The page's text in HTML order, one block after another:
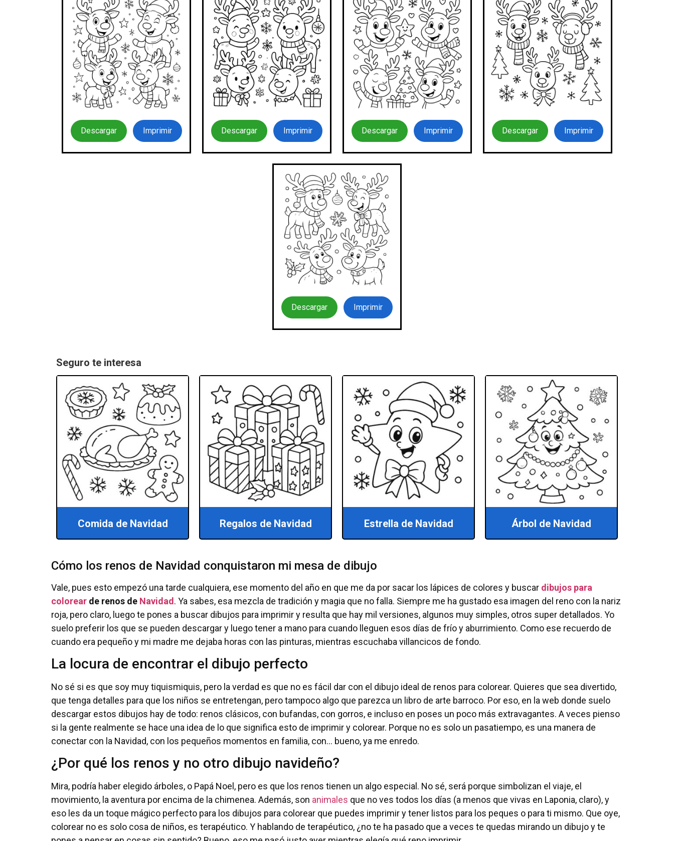
Descargar Imprimir Descargar Imprimir Descargar Imprimir Descargar Imprimir
Descargar Imprimir
Seguro te interesa
Comida de Navidad Regalos de Navidad Estrella de Navidad Árbol de Navidad
Cómo los renos de Navidad conquistaron mi mesa de dibujo
Vale, pues esto empezó una tarde cualquiera, ese momento del año en que me da por sacar los lápices de colores y buscar dibujos para
colorear de renos de Navidad. Ya sabes, esa mezcla de tradición y magia que no falla. Siempre me ha gustado esa imagen del reno con la nariz
roja, pero claro, luego te pones a buscar dibujos para imprimir y resulta que hay mil versiones, algunos muy simples, otros super detallados. Yo
suelo preferir los que se pueden descargar y luego tener a mano para cuando lleguen esos días de frío y aburrimiento. Como ese recuerdo de
cuando era pequeño y mi madre me dejaba horas con las pinturas, mientras escuchaba villancicos de fondo.
La locura de encontrar el dibujo perfecto
No sé si es que soy muy tiquismiquis, pero la verdad es que no es fácil dar con el dibujo ideal de renos para colorear. Quieres que sea divertido,
que tenga detalles para que los niños se entretengan, pero tampoco algo que parezca un libro de arte barroco. Por eso, en la web donde suelo
descargar estos dibujos hay de todo: renos clásicos, con bufandas, con gorros, e incluso en poses un poco más extravagantes. A veces pienso
si la gente realmente se hace una idea de lo que significa esto de imprimir y colorear. Porque no es solo un pasatiempo, es una manera de
conectar con la Navidad, con los pequeños momentos en familia, con… bueno, ya me enredo.
¿Por qué los renos y no otro dibujo navideño?
Mira, podría haber elegido árboles, o Papá Noel, pero es que los renos tienen un algo especial. No sé, será porque simbolizan el viaje, el
movimiento, la aventura por encima de la chimenea. Además, son animales que no ves todos los días (a menos que vivas en Laponia, claro), y
eso les da un toque mágico perfecto para los dibujos para colorear que puedes imprimir y tener listos para los peques o para ti mismo. Que oye,
colorear no es solo cosa de niños, es terapéutico. Y hablando de terapéutico, ¿no te ha pasado que a veces te quedas mirando un dibujo y te